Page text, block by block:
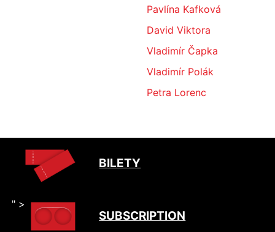
Pavlína Kafková
David Viktora
Vladimír Čapka
Vladimír Polák
Petra Lorenc
BILETY
" >
SUBSCRIPTION